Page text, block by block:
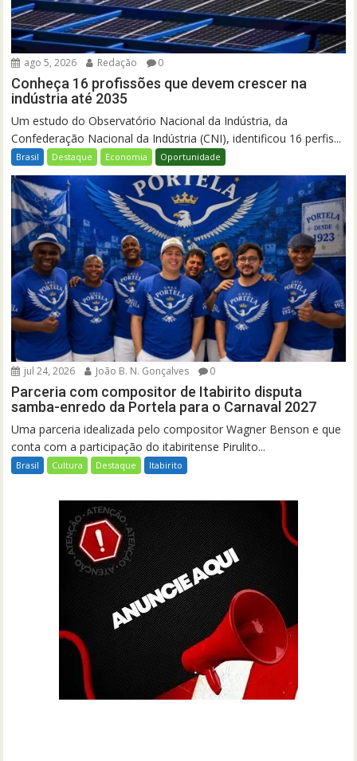
ago 5, 2026 Redação 0
Conheça 16 profissões que devem crescer na
indústria até 2035
Um estudo do Observatório Nacional da Indústria, da
Confederação Nacional da Indústria (CNI), identificou 16 perfis...
Brasil Destaque Economia Oportunidade
jul 24, 2026 João B. N. Gonçalves 0
Parceria com compositor de Itabirito disputa
samba-enredo da Portela para o Carnaval 2027
Uma parceria idealizada pelo compositor Wagner Benson e que
conta com a participação do itabiritense Pirulito...
Brasil Cultura Destaque Itabirito